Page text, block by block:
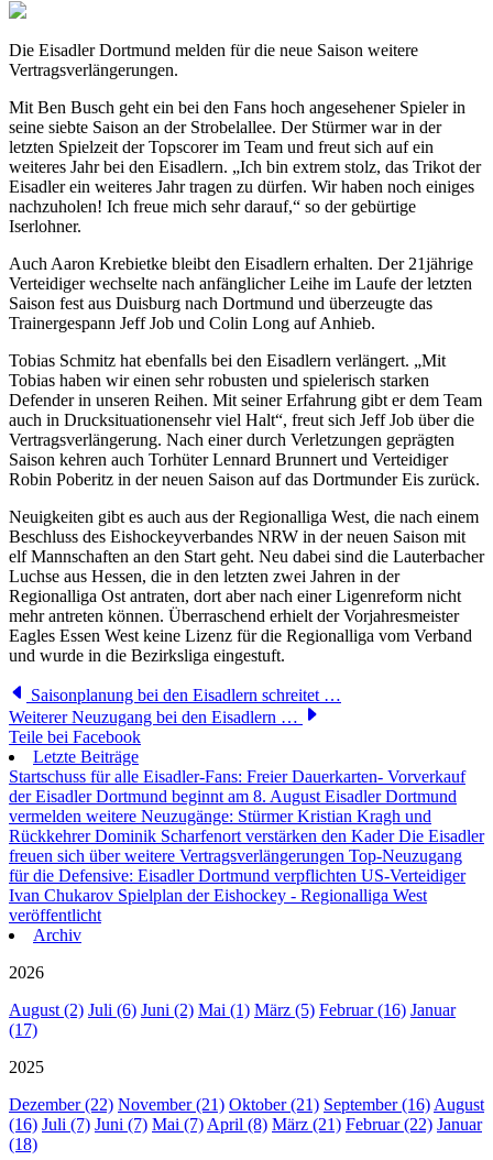
Die Eisadler Dortmund melden für die neue Saison weitere
Vertragsverlängerungen.
Mit Ben Busch geht ein bei den Fans hoch angesehener Spieler in
seine siebte Saison an der Strobelallee. Der Stürmer war in der
letzten Spielzeit der Topscorer im Team und freut sich auf ein
weiteres Jahr bei den Eisadlern. „Ich bin extrem stolz, das Trikot der
Eisadler ein weiteres Jahr tragen zu dürfen. Wir haben noch einiges
nachzuholen! Ich freue mich sehr darauf,“ so der gebürtige
Iserlohner.
Auch Aaron Krebietke bleibt den Eisadlern erhalten. Der 21jährige
Verteidiger wechselte nach anfänglicher Leihe im Laufe der letzten
Saison fest aus Duisburg nach Dortmund und überzeugte das
Trainergespann Jeff Job und Colin Long auf Anhieb.
Tobias Schmitz hat ebenfalls bei den Eisadlern verlängert. „Mit
Tobias haben wir einen sehr robusten und spielerisch starken
Defender in unseren Reihen. Mit seiner Erfahrung gibt er dem Team
auch in Drucksituationensehr viel Halt“, freut sich Jeff Job über die
Vertragsverlängerung. Nach einer durch Verletzungen geprägten
Saison kehren auch Torhüter Lennard Brunnert und Verteidiger
Robin Poberitz in der neuen Saison auf das Dortmunder Eis zurück.
Neuigkeiten gibt es auch aus der Regionalliga West, die nach einem
Beschluss des Eishockeyverbandes NRW in der neuen Saison mit
elf Mannschaften an den Start geht. Neu dabei sind die Lauterbacher
Luchse aus Hessen, die in den letzten zwei Jahren in der
Regionalliga Ost antraten, dort aber nach einer Ligenreform nicht
mehr antreten können. Überraschend erhielt der Vorjahresmeister
Eagles Essen West keine Lizenz für die Regionalliga vom Verband
und wurde in die Bezirksliga eingestuft.
Saisonplanung bei den Eisadlern schreitet …
Weiterer Neuzugang bei den Eisadlern …
Teile bei Facebook
Letzte Beiträge
Startschuss für alle Eisadler-Fans: Freier Dauerkarten- Vorverkauf
der Eisadler Dortmund beginnt am 8. August Eisadler Dortmund
vermelden weitere Neuzugänge: Stürmer Kristian Kragh und
Rückkehrer Dominik Scharfenort verstärken den KaderDie Eisadler
freuen sich über weitere Vertragsverlängerungen Top-Neuzugang
für die Defensive: Eisadler Dortmund verpflichten US-Verteidiger
Ivan Chukarov Spielplan der Eishockey - Regionalliga West
veröffentlicht
Archiv
2026
August (2) Juli (6) Juni (2) Mai (1) März (5) Februar (16) Januar
(17)
2025
Dezember (22) November (21) Oktober (21) September (16) August
(16) Juli (7) Juni (7) Mai (7) April (8) März (21) Februar (22) Januar
(18)